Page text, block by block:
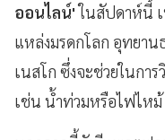
ออนไลน์'ในสัปดาห์นี้
แหล่งมรดกโลก อุทยา
เนสโก ซึ่งจะช่วยในกา
เช่น น้ำท่วมหรือไฟไห